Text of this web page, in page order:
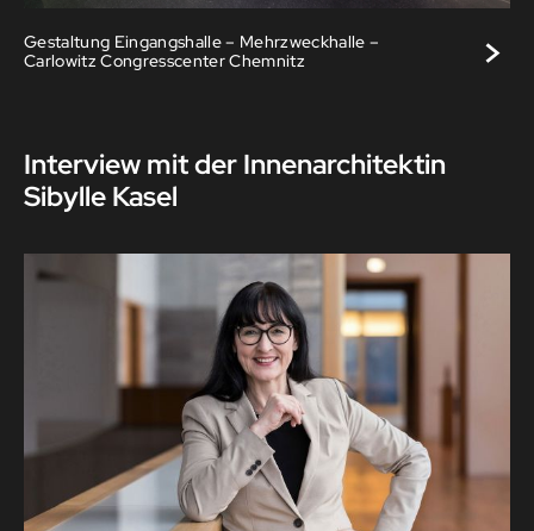
Gestaltung Eingangshalle – Mehrzweckhalle –
Carlowitz Congresscenter Chemnitz
>
Interview mit der Innenarchitektin
Sibylle Kasel